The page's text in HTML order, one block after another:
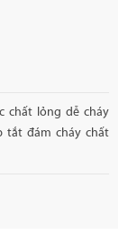
chất lỏng dễ cháy
tắt đám cháy chất